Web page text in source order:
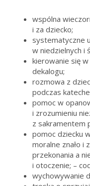
wspólna
i za dziecko;
systematyczne
w niedzielnych i
kierowanie się
dekalogu;
rozmowa z
podczas
pomoc w
i zrozumieniu
z sakramentem
pomoc dziecku
moralne znało i
przekonania a
i otoczenie; –
wychowywanie